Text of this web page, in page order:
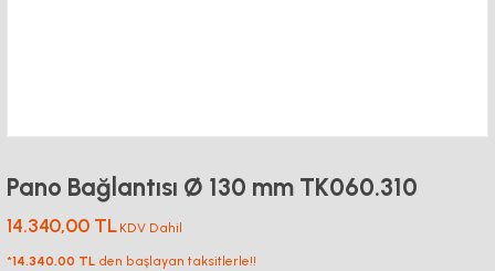
Pano Bağlantısı Ø 130 mm TK060.310
14.340,00 TL KDV Dahil
*14.340,00 TL den başlayan taksitlerle!!